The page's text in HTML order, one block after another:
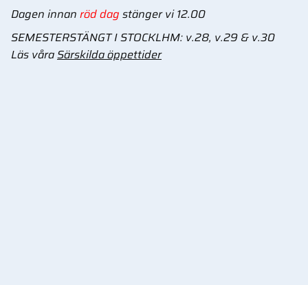
Dagen innan röd dag stänger vi 12.00
SEMESTERSTÄNGT I STOCKLHM: v.28, v.29 & v.30
Läs våraSärskilda öppettider